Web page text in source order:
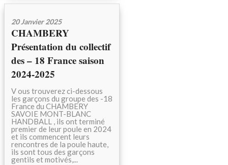
20 Janvier 2025
CHAMBERY
Présentation du collectif
des – 18 France saison
2024-2025
V ous trouverez ci-dessous
les garçons du groupe des -18
France du CHAMBERY
SAVOIE MONT-BLANC
HANDBALL , ils ont terminé
premier de leur poule en 2024
et ils commencent leurs
rencontres de la poule haute,
ils sont tous des garçons
gentils et motivés,...